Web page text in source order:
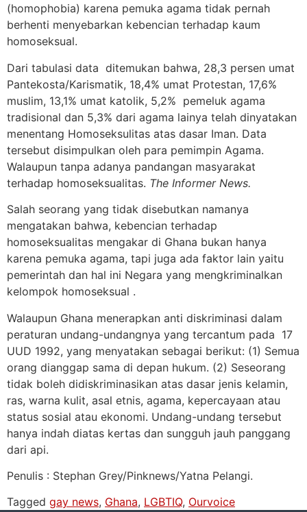
(homophobia) karena pemuka agama tidak pernah
berhenti menyebarkan kebencian terhadap kaum
homoseksual.
Dari tabulasi data ditemukan bahwa, 28,3 persen umat
Pantekosta/Karismatik, 18,4% umat Protestan, 17,6%
muslim, 13,1% umat katolik, 5,2% pemeluk agama
tradisional dan 5,3% dari agama lainya telah dinyatakan
menentang Homoseksulitas atas dasar Iman. Data
tersebut disimpulkan oleh para pemimpin Agama.
Walaupun tanpa adanya pandangan masyarakat
terhadap homoseksualitas. The Informer News.
Salah seorang yang tidak disebutkan namanya
mengatakan bahwa, kebencian terhadap
homoseksualitas mengakar di Ghana bukan hanya
karena pemuka agama, tapi juga ada faktor lain yaitu
pemerintah dan hal ini Negara yang mengkriminalkan
kelompok homoseksual .
Walaupun Ghana menerapkan anti diskriminasi dalam
peraturan undang-undangnya yang tercantum pada 17
UUD 1992, yang menyatakan sebagai berikut: (1) Semua
orang dianggap sama di depan hukum. (2) Seseorang
tidak boleh didiskriminasikan atas dasar jenis kelamin,
ras, warna kulit, asal etnis, agama, kepercayaan atau
status sosial atau ekonomi. Undang-undang tersebut
hanya indah diatas kertas dan sungguh jauh panggang
dari api.
Penulis : Stephan Grey/Pinknews/Yatna Pelangi.
Tagged gay news, Ghana, LGBTIQ, Ourvoice